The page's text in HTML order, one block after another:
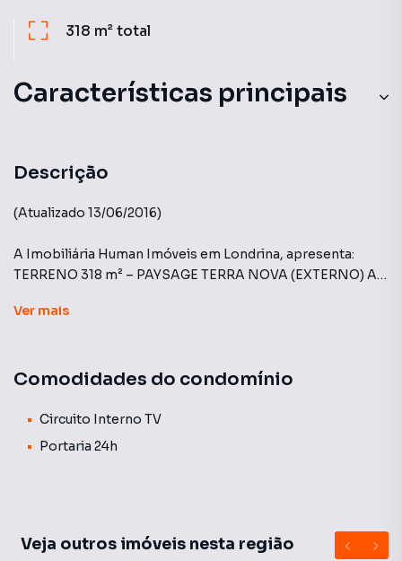
318 m²total
Características principais
Descrição
(Atualizado 13/06/2016)
A Imobiliária Human Imóveis em Londrina, apresenta:
TERRENO 318 m² – PAYSAGE TERRA NOVA (EXTERNO) AV.
no Condomínio Parque Tauá / Indaiá Oportunidade
Se você busca qualidade de vida, segurança e um ótimo
Apresentamos um terreno exclusivo de 318m² no
Destaques do imóvel:
Ver mais
Comodidades do condomínio
Circuito Interno TV
Portaria 24h
Veja outros imóveis nesta região